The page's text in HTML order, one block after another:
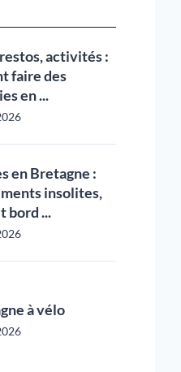
activités :
faire des
en ...
en Bretagne :
insolites,
bord ...
à vélo